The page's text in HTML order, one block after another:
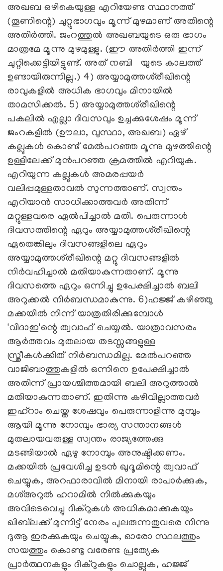
അഖബ ഒഴികെയുള്ള എറിയേണ്ട സ്ഥാനത്ത്
(തൂണിന്റെ) ചുറ്റുഭാഗവും മൂന്ന് മുഴമാണ് അതിന്റെ
അതിര്‍ത്തി. ജംറത്തുല്‍ അഖബയുടെ ഒരു ഭാഗം
മാത്രമേ മൂന്നു മുഴമുള്ളു. (ഈ അതിര്‍ത്തി ഇന്ന്
ചുറ്റിക്കെട്ടിയിട്ടുണ്ട്. അത് നബി യുടെ കാലത്ത്
ഉണ്ടായിരുന്നില്ല.) 4) അയ്യാമുത്തശ്‌രീഖിന്റെ
രാവുകളില്‍ അധിക ഭാഗവും മിനായില്‍
താമസിക്കല്‍. 5) അയ്യാമുത്തശ്‌രീഖിന്റെ
പകലില്‍ എല്ലാ ദിവസവും ഉച്ചക്കുശേഷം മൂന്ന്
ജംറകളില്‍ (ഊലാ, വുസ്ഥാ, അഖബ) ഏഴ്
കല്ലുകള്‍ കൊണ്ട് മേല്‍പറഞ്ഞ മൂന്നു മുഴത്തിന്റെ
ഉള്ളിലേക്ക് മുന്‍പറഞ്ഞ ക്രമത്തില്‍ എറിയുക.
എറിയുന്ന കല്ലുകള്‍ അമരപ്പയര്‍
വലിപ്പമുള്ളതാവല്‍ സുന്നത്താണ്. സ്വന്തം
എറിയാന്‍ സാധിക്കാത്തവര്‍ അതിന്ന്
മറ്റുള്ളവരെ ഏല്‍പിച്ചാല്‍ മതി. പെരുന്നാള്‍
ദിവസത്തിന്റെ ഏറും അയ്യാമുത്തശ്‌രീഖിന്റെ
ഏതെങ്കിലും ദിവസങ്ങളിലെ ഏറും
അയ്യാമുത്തശ്‌രീഖിന്റെ മറ്റു ദിവസങ്ങളില്‍
നിര്‍വഹിച്ചാല്‍ മതിയാകുന്നതാണ്. മൂന്നു
ദിവസത്തെ ഏറും ഒന്നിച്ചു ഉപേക്ഷിച്ചാല്‍ ബലി
അറുക്കല്‍ നിര്‍ബന്ധമാകുന്നു. 6)ഹജ്ജ് കഴിഞ്ഞു
മക്കയില്‍ നിന്ന് യാത്രതിരിക്കുമ്പോള്‍
'വിദാഇ'ന്റെ ത്വവാഫ് ചെയ്യല്‍. യാത്രാവസരം
ആര്‍ത്തവം മുതലായ തടസ്സങ്ങളുള്ള
സ്ത്രീകള്‍ക്കിത് നിര്‍ബന്ധമില്ല. മേല്‍പറഞ്ഞ
വാജിബാത്തുകളില്‍ ഒന്നിനെ ഉപേക്ഷിച്ചാല്‍
അതിന്ന് പ്രായശ്ചിത്തമായി ബലി അറുത്താല്‍
മതിയാകുന്നതാണ്. ഇതിന്നു കഴിവില്ലാത്തവര്‍
ഇഹ്‌റാം ചെയ്ത ശേഷവും പെരുന്നാളിന്നു മുമ്പും
ആയി മൂന്നു നോമ്പും ഭാര്യ സന്താനങ്ങള്‍
മുതലായവരുള്ള സ്വന്തം രാജ്യത്തേക്കു
മടങ്ങിയാല്‍ ഏഴു നോമ്പും അനുഷ്ഠിക്കണം.
മക്കയില്‍ പ്രവേശിച്ച ഉടന്‍ ഖുദൂമിന്റെ ത്വവാഫ്
ചെയ്യുക, അറഫാരാവില്‍ മിനായി രാപാര്‍ക്കുക,
മശ്അറുല്‍ ഹറാമില്‍ നില്‍ക്കുകയും
അവിടെവെച്ചു ദിക്‌റുകള്‍ അധികമാക്കുകയും
ഖിബ്‌ലക്ക് മുന്നിട്ട് നേരം പുലരുന്നതുവരെ നിന്നു
ദുആ ഇരക്കുകയും ചെയ്യുക, ഓരോ സ്ഥലത്തും
സയത്തും കൊണ്ടു വരേണ്ട പ്രത്യേക
പ്രാര്‍ത്ഥനകളും ദിക്‌റുകളും ചൊല്ലുക, ഹജ്ജ്